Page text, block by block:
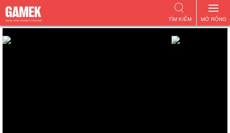
MỞ RỘNG
TÌM KIẾM